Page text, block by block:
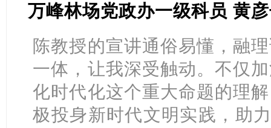
万峰林场党政办一级科员 黄
陈教授的宣讲通俗易懂，融
一体，让我深受触动。不仅
化时代化这个重大命题的理
极投身新时代文明实践，助